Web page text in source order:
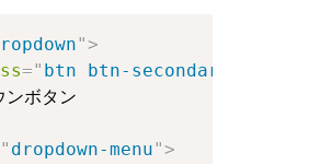
">
=" btn btn-secondary
ボタン
" dropdown-menu">